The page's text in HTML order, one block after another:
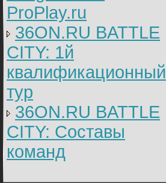
ProPlay.ru
36ON.RU BATTLE
CITY: 1й
квалификационный
тур
36ON.RU BATTLE
CITY: Составы
команд